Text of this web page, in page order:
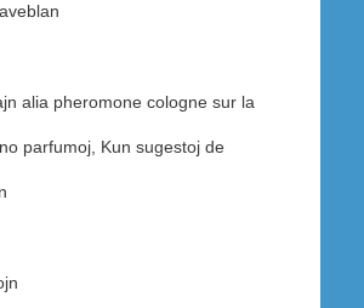
alia pheromone cologne sur la
parfumoj, Kun sugestoj de